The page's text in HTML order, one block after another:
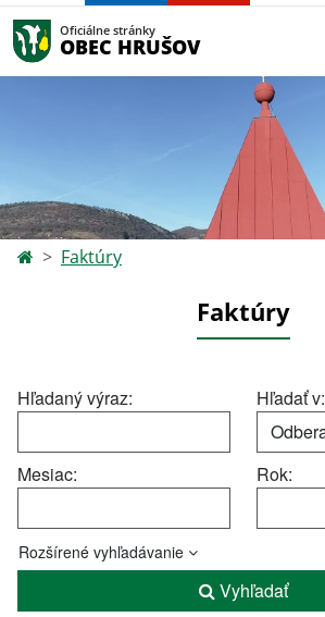
Oficiálne stránky
OBEC HRUŠOV
Faktúry
Faktúry
Hľadaný výraz: Hľadať v:
Mesiac: Rok:
Rozšírené vyhľadávanie
Vyhľadať